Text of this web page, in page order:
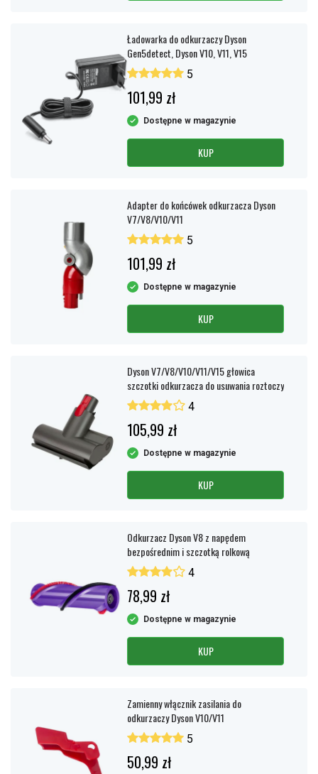
Ładowarka do odkurzaczy Dyson
Gen5detect, Dyson V10, V11, V15
5
101,99 zł
Dostępne w magazynie
KUP
Adapter do końcówek odkurzacza Dyson
V7/V8/V10/V11
5
101,99 zł
Dostępne w magazynie
KUP
Dyson V7/V8/V10/V11/V15 głowica
szczotki odkurzacza do usuwania roztoczy
4
105,99 zł
Dostępne w magazynie
KUP
Odkurzacz Dyson V8 z napędem
bezpośrednim i szczotką rolkową
4
78,99 zł
Dostępne w magazynie
KUP
Zamienny włącznik zasilania do
odkurzaczy Dyson V10/V11
5
50,99 zł